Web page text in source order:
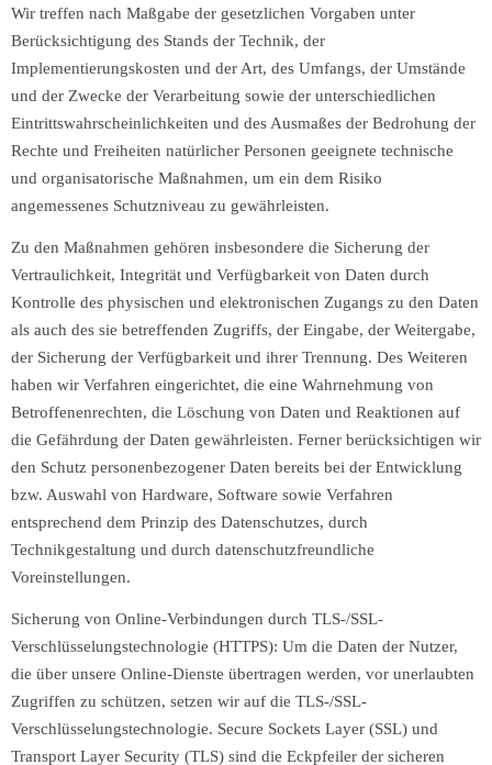
Wir treffen nach Maßgabe der gesetzlichen Vorgaben unter
Berücksichtigung des Stands der Technik, der
Implementierungskosten und der Art, des Umfangs, der Umstände
und der Zwecke der Verarbeitung sowie der unterschiedlichen
Eintrittswahrscheinlichkeiten und des Ausmaßes der Bedrohung der
Rechte und Freiheiten natürlicher Personen geeignete technische
und organisatorische Maßnahmen, um ein dem Risiko
angemessenes Schutzniveau zu gewährleisten.
Zu den Maßnahmen gehören insbesondere die Sicherung der
Vertraulichkeit, Integrität und Verfügbarkeit von Daten durch
Kontrolle des physischen und elektronischen Zugangs zu den Daten
als auch des sie betreffenden Zugriffs, der Eingabe, der Weitergabe,
der Sicherung der Verfügbarkeit und ihrer Trennung. Des Weiteren
haben wir Verfahren eingerichtet, die eine Wahrnehmung von
Betroffenenrechten, die Löschung von Daten und Reaktionen auf
die Gefährdung der Daten gewährleisten. Ferner berücksichtigen wir
den Schutz personenbezogener Daten bereits bei der Entwicklung
bzw. Auswahl von Hardware, Software sowie Verfahren
entsprechend dem Prinzip des Datenschutzes, durch
Technikgestaltung und durch datenschutzfreundliche
Voreinstellungen.
Sicherung von Online-Verbindungen durch TLS-/SSL-
Verschlüsselungstechnologie (HTTPS): Um die Daten der Nutzer,
die über unsere Online-Dienste übertragen werden, vor unerlaubten
Zugriffen zu schützen, setzen wir auf die TLS-/SSL-
Verschlüsselungstechnologie. Secure Sockets Layer (SSL) und
Transport Layer Security (TLS) sind die Eckpfeiler der sicheren